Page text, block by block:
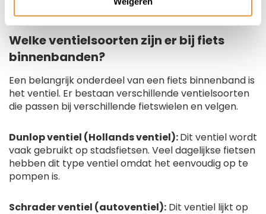
staan met een lekke band.
Welke ventielsoorten zijn er bij fiets
binnenbanden?
Een belangrijk onderdeel van een fiets binnenband is
het ventiel. Er bestaan verschillende ventielsoorten
die passen bij verschillende fietswielen en velgen.
Dunlop ventiel (Hollands ventiel):Dit ventiel wordt
vaak gebruikt op stadsfietsen. Veel dagelijkse fietsen
hebben dit type ventiel omdat het eenvoudig op te
pompen is.
Schrader ventiel (autoventiel): Dit ventiel lijkt op